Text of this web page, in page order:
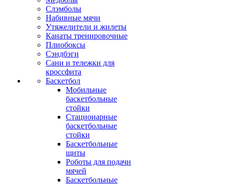
Слэмболы
Набивные мячи
Утяжелители и жилеты
Канаты тренировочные
Плиобоксы
Сэндбэги
Сани и тележки для
кроссфита
Баскетбол
Мобильные
баскетбольные
стойки
Стационарные
баскетбольные
стойки
Баскетбольные
щиты
Роботы для подачи
мячей
Баскетбольные